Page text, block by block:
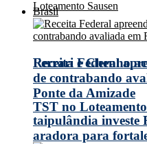
Ferrari e Chenho
TST no Loteamento
Brasil
Receita Federal
de contrabando
Ponte da Amizade
taipulândia investe
aradora para